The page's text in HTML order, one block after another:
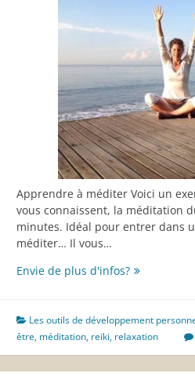
Apprendre à méditer Voici un
vous connaissent, la méditation
minutes. Idéal pour entrer dans
méditer… Il vous…
Envie de plus d'infos?La
Hara
en
image
Les outils de développement
être, méditation, reiki, relaxation